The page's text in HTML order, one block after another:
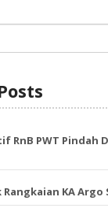
RnB PWT Pindah
KA Argo